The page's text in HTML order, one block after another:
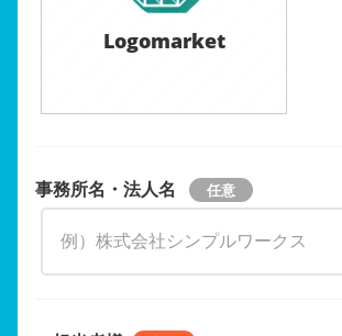
Logomarket
事務所名・法人名